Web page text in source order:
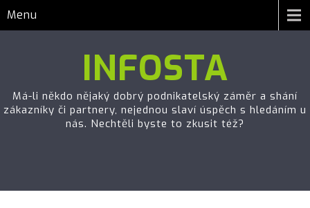
Menu
INFOSTA
Má-li někdo nějaký dobrý podnikatelský záměr a shání
zákazníky či partnery, nejednou slaví úspěch s hledáním u
nás. Nechtěli byste to zkusit též?